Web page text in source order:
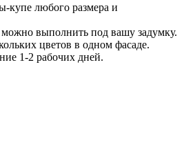
купе любого размера и
можно выполнить под вашу задумку.
цветов в одном фасаде.
1-2 рабочих дней.